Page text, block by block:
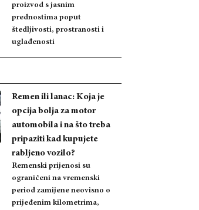
proizvod s jasnim
prednostima poput
štedljivosti, prostranosti i
uglađenosti
Remen ili lanac: Koja je
opcija bolja za motor
automobila i na što treba
pripaziti kad kupujete
rabljeno vozilo?
Remenski prijenosi su
ograničeni na vremenski
period zamijene neovisno o
prijeđenim kilometrima,